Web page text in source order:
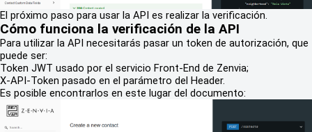
El próximo paso para usar la API es realizar la verificación.
Cómo funciona la verificación de la API
Para utilizar la API necesitarás pasar un token de autorización, que
puede ser:
Token JWT usado por el servicio Front-End de Zenvia;
X-API-Token pasado en el parámetro del Header.
Es posible encontrarlos en este lugar del documento: